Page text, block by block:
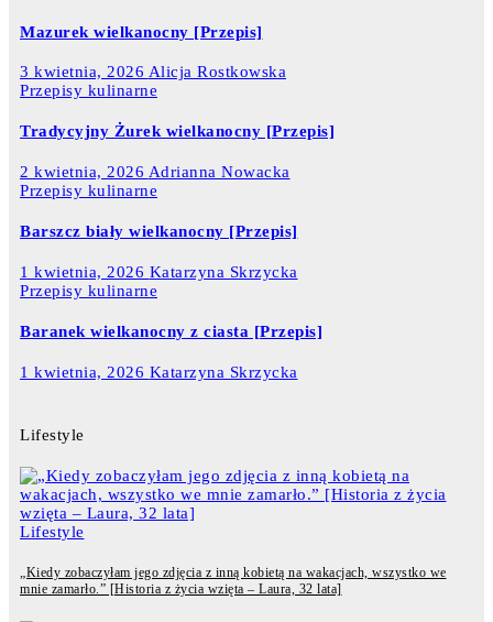
Mazurek wielkanocny [Przepis]
3 kwietnia, 2026 Alicja Rostkowska
Przepisy kulinarne
Tradycyjny Żurek wielkanocny [Przepis]
2 kwietnia, 2026 Adrianna Nowacka
Przepisy kulinarne
Barszcz biały wielkanocny [Przepis]
1 kwietnia, 2026 Katarzyna Skrzycka
Przepisy kulinarne
Baranek wielkanocny z ciasta [Przepis]
1 kwietnia, 2026 Katarzyna Skrzycka
Lifestyle
Lifestyle
„Kiedy zobaczyłam jego zdjęcia z inną kobietą na wakacjach, wszystko we
mnie zamarło.” [Historia z życia wzięta – Laura, 32 lata]